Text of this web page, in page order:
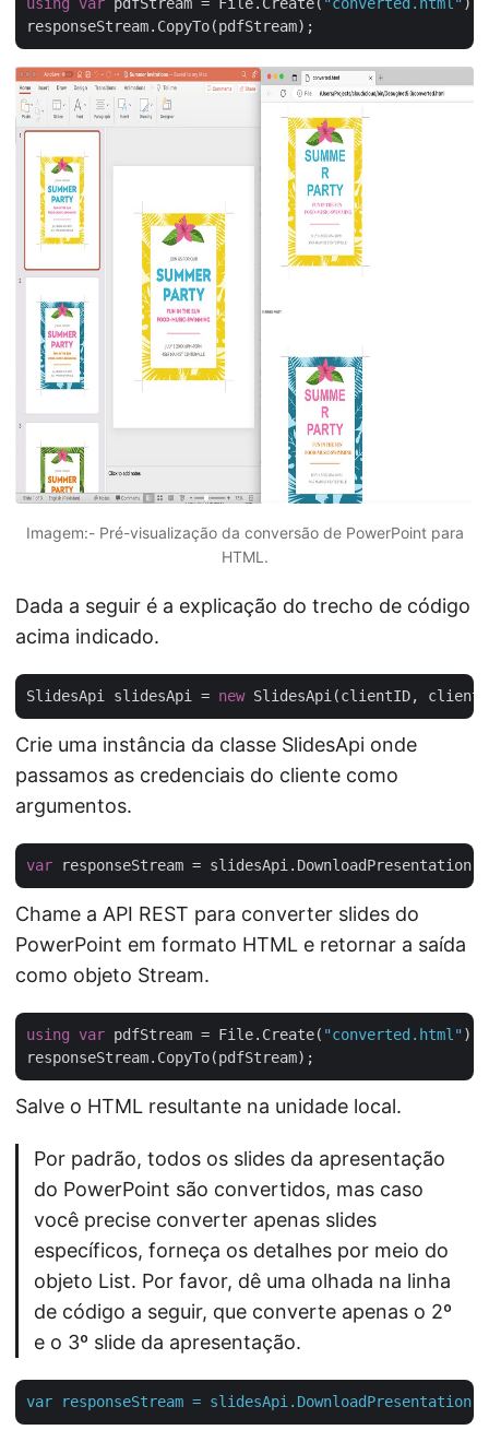
Imagem:- Pré-visualização da conversão de PowerPoint para
HTML.
Dada a seguir é a explicação do trecho de código
acima indicado.
SlidesApi slidesApi = new
Crie uma instância da classe SlidesApi onde
passamos as credenciais do cliente como
argumentos.
var responseStream = slidesApi.DownloadPresentation(
Chame a API REST para converter slides do
PowerPoint em formato HTML e retornar a saída
como objeto Stream.
using var pdfStream = File.Create( "converted.html" );
Salve o HTML resultante na unidade local.
Por padrão, todos os slides da apresentação
do PowerPoint são convertidos, mas caso
você precise converter apenas slides
específicos, forneça os detalhes por meio do
objeto List. Por favor, dê uma olhada na linha
de código a seguir, que converte apenas o 2º
e o 3º slide da apresentação.
var responseStream =